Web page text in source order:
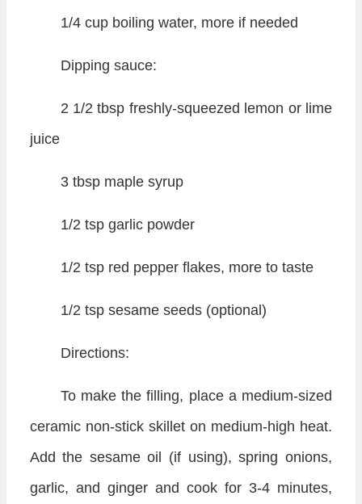
1/4 cup boiling water, more if needed
Dipping sauce:
2 1/2 tbsp freshly-squeezed lemon or lime
juice
3 tbsp maple syrup
1/2 tsp garlic powder
1/2 tsp red pepper flakes, more to taste
1/2 tsp sesame seeds (optional)
Directions:
To make the filling, place a medium-sized
ceramic non-stick skillet on medium-high heat.
Add the sesame oil (if using), spring onions,
garlic, and ginger and cook for 3-4 minutes,